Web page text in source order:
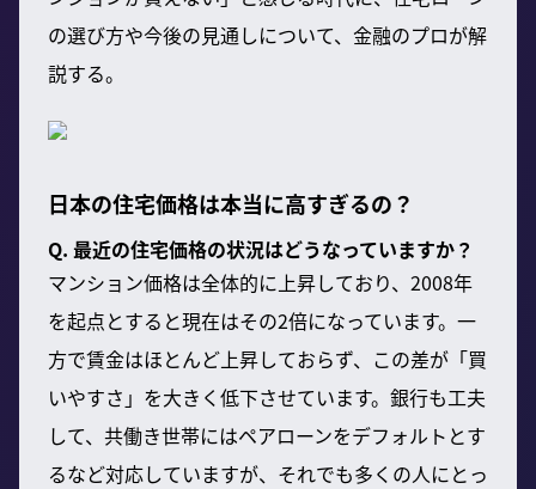
の選び方や今後の見通しについて、金融のプロが解
説する。
日本の住宅価格は本当に高すぎるの？
Q. 最近の住宅価格の状況はどうなっていますか？
マンション価格は全体的に上昇しており、2008年
を起点とすると現在はその2倍になっています。一
方で賃金はほとんど上昇しておらず、この差が「買
いやすさ」を大きく低下させています。銀行も工夫
して、共働き世帯にはペアローンをデフォルトとす
るなど対応していますが、それでも多くの人にとっ